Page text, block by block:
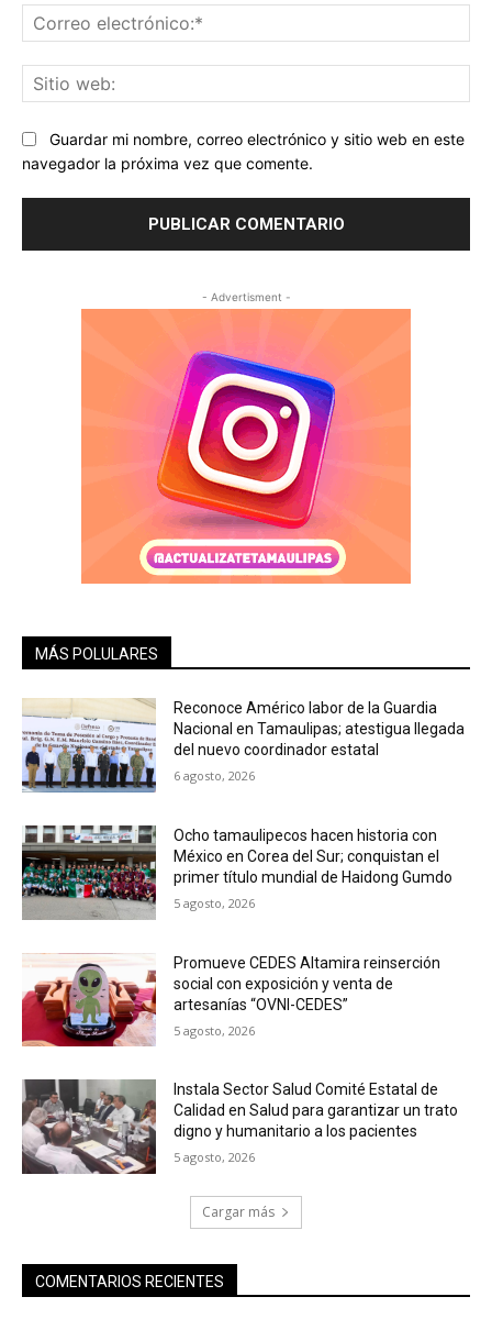
Guardar mi nombre, correo electrónico y sitio web en este
navegador la próxima vez que comente.
- Advertisment -
MÁS POLULARES
Reconoce Américo labor de la Guardia
Nacional en Tamaulipas; atestigua llegada
del nuevo coordinador estatal
6 agosto, 2026
Ocho tamaulipecos hacen historia con
México en Corea del Sur; conquistan el
primer título mundial de Haidong Gumdo
5 agosto, 2026
Promueve CEDES Altamira reinserción
social con exposición y venta de
artesanías “OVNI-CEDES”
5 agosto, 2026
Instala Sector Salud Comité Estatal de
Calidad en Salud para garantizar un trato
digno y humanitario a los pacientes
5 agosto, 2026
Cargar más
COMENTARIOS RECIENTES